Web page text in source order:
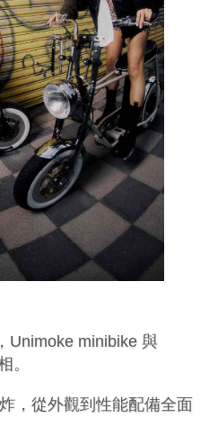
Unimoke minibike 與
。
，從外觀到性能配備全面